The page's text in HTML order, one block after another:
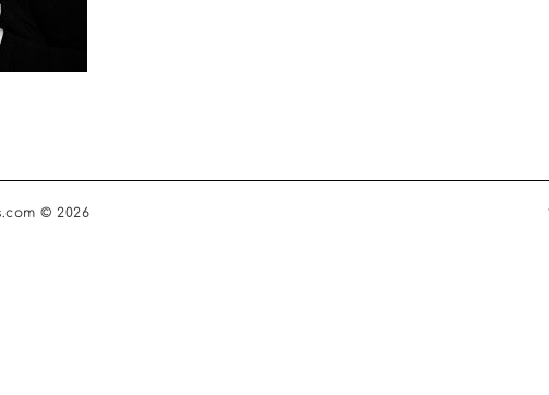
© 2026